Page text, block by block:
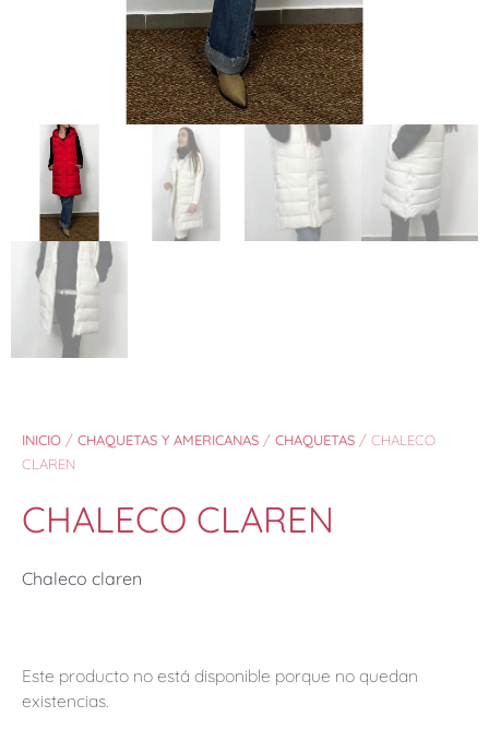
INICIO / CHAQUETAS Y AMERICANAS / CHAQUETAS / CHALECO
CLAREN
CHALECO CLAREN
Chaleco claren
Este producto no está disponible porque no quedan
existencias.